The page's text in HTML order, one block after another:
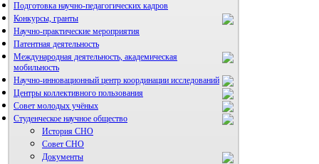
Подготовка научно-педагогических кадров
Конкурсы, гранты
Научно-практические мероприятия
Патентная деятельность
Международная деятельность, академическая
мобильность
Научно-инновационный центр координации исследований
НИИ микрохирургии и клинической анатомии
Центры коллективного пользования
Совет молодых учёных
Студенческое научное общество
История СНО
Совет СНО
Документы